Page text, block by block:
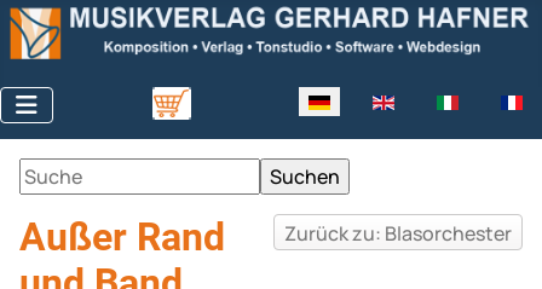
Sprache auswählen
Zurück zu: Blasorchester
Außer Rand